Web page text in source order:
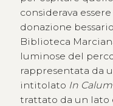
considerava
donazione
Biblioteca
luminose del
rappresentata da
intitolato In
trattato da un lato